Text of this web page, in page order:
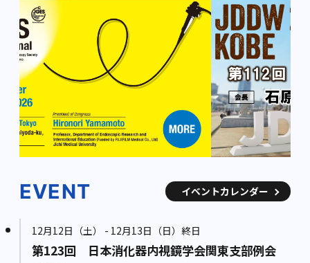
EVENT イベントカレンダー
12月12日（土） - 12月13日（日）終日
第123回 日本消化器内視鏡学会関東支部例会